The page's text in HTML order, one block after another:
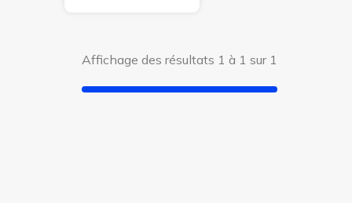
Affichage des résultats 1 à 1 sur 1